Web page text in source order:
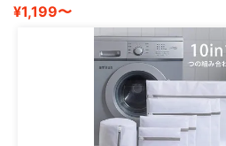
¥1,199〜